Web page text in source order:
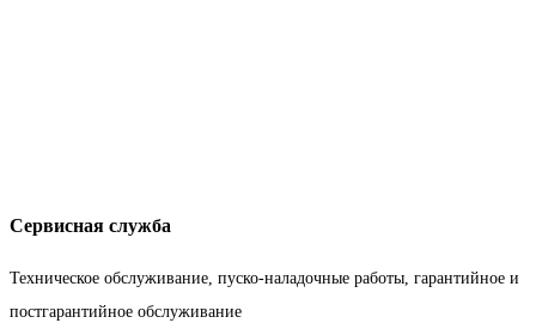
Сервисная служба
Техническое обслуживание, пуско-наладочные работы, гарантийное и
постгарантийное обслуживание